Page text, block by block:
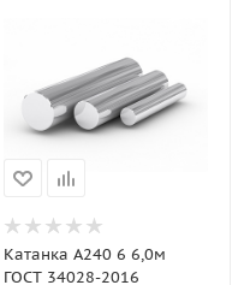
Катанка А240 6 6,0м
ГОСТ 34028-2016